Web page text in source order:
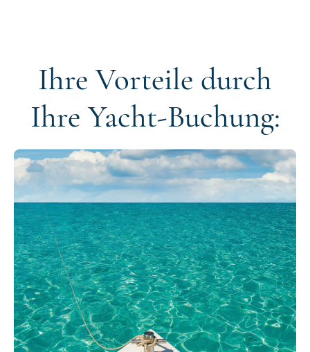
Ihre Vorteile durch
Ihre Yacht-Buchung: